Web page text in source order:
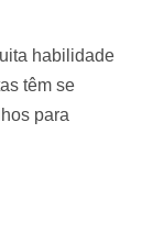
habilidade
têm se
para